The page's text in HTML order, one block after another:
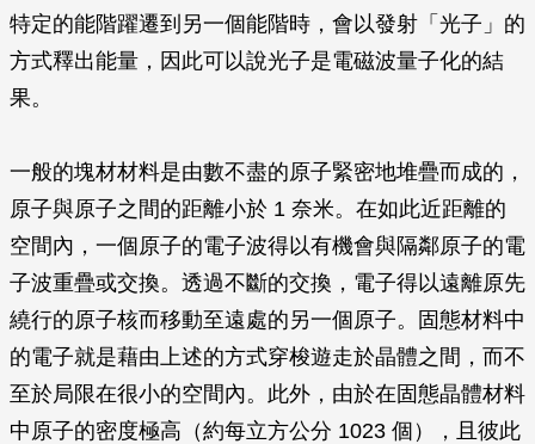
特定的能階躍遷到另一個能階時，會以發射「光子」的
方式釋出能量，因此可以說光子是電磁波量子化的結
果。
一般的塊材材料是由數不盡的原子緊密地堆疊而成的，
原子與原子之間的距離小於 1 奈米。在如此近距離的
空間內，一個原子的電子波得以有機會與隔鄰原子的電
子波重疊或交換。透過不斷的交換，電子得以遠離原先
繞行的原子核而移動至遠處的另一個原子。固態材料中
的電子就是藉由上述的方式穿梭遊走於晶體之間，而不
至於局限在很小的空間內。此外，由於在固態晶體材料
中原子的密度極高（約每立方公分 1023 個），且彼此